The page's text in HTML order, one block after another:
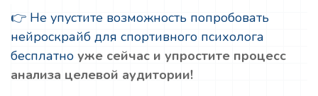
👉 Не упустите возможность попробовать
нейроскрайб для спортивного психолога
бесплатно уже сейчас и упростите процесс
анализа целевой аудитории!